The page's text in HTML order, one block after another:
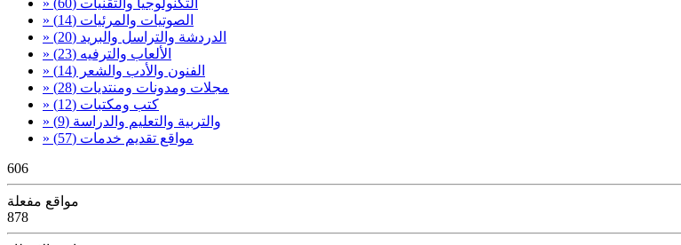
» الصوتيات والمرئيات (14)
» الدردشة والتراسل والبريد (20)
» الألعاب والترفيه (23)
» الفنون والأدب والشعر (14)
» مجلات ومدونات ومنتديات (28)
» كتب ومكتبات (12)
» والتربية والتعليم والدراسة (9)
» مواقع تقديم خدمات (57)
606
مواقع مفعلة
878